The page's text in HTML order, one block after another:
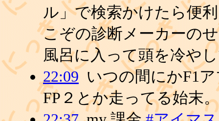
ル」で検索かけたら便
こぞの診断メーカーの
風呂に入って頭を冷や
22:09 いつの間にかF1
FP２とか走ってる始末